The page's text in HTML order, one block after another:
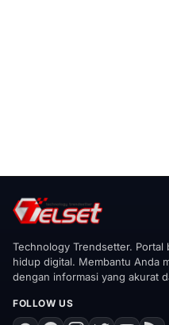
Technology Trendsetter.
hidup digital. Membantu Anda
dengan informasi yang akurat
FOLLOW US